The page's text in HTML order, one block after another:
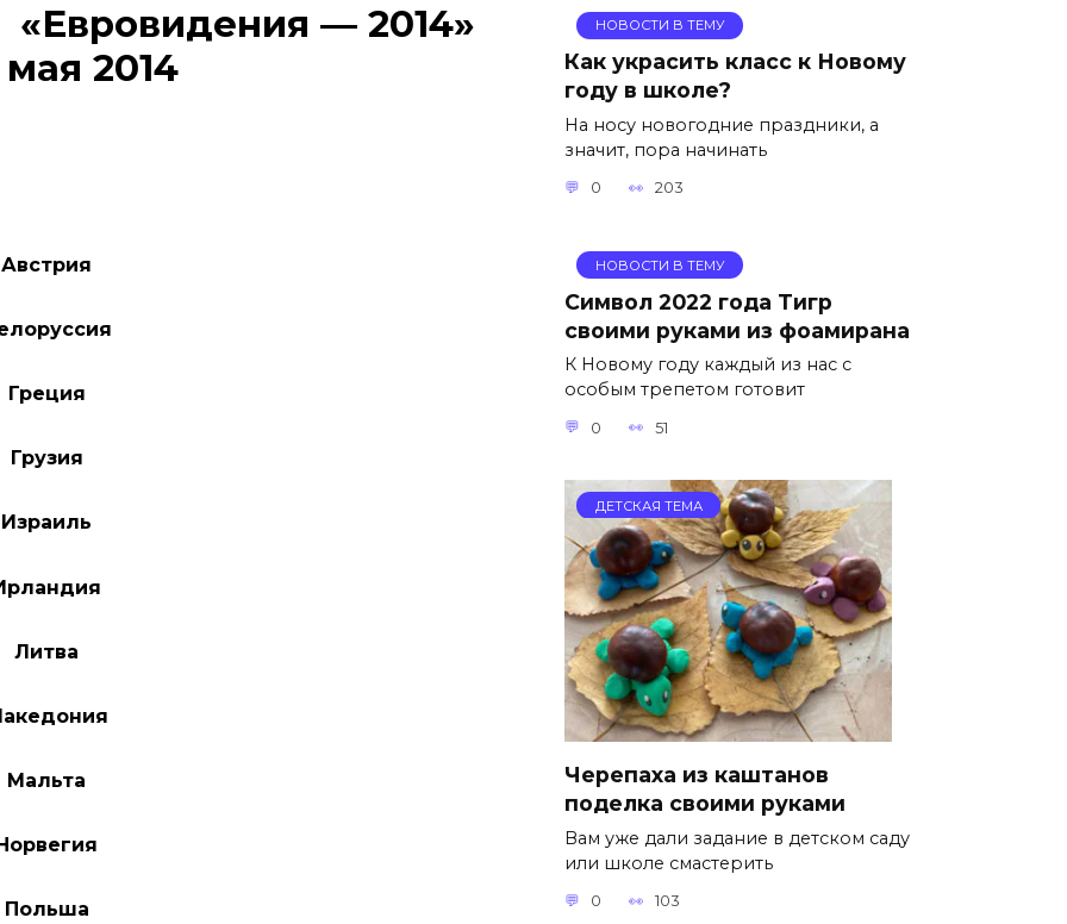
— 2014»
2014
Австрия
Греция
Грузия
Израиль
Литва
Мальта
Польша
НОВОСТИ В ТЕМУ
Как украсить класс к Новому
году в школе?
На носу новогодние праздники, а
значит, пора начинать
0 203
НОВОСТИ В ТЕМУ
Символ 2022 года Тигр
своими руками из фоамирана
К Новому году каждый из нас с
особым трепетом готовит
0 51
ДЕТСКАЯ ТЕМА
Черепаха из каштанов
поделка своими руками
Вам уже дали задание в детском саду
или школе смастерить
0 103